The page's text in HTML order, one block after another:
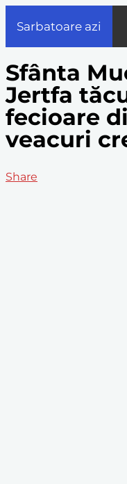
Sarbatoare azi
Sfânta
Jertfa
fecioare
veacuri
Share